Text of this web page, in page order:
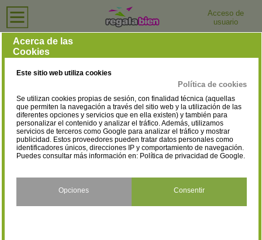
Acceso de
usuario
Centros de Salud y Bienestar en Guadalajara
Selecciona la localidad
Inicio › Centros de Salud y Bienestar
Alcolea del Pinar Alovera
(1)
Cabanillas del Campo(4) El Casar(8)
Guadalajara(36) Marchamalo(1)
Molina de Aragón (1) Pastrana(1)
Acerca de las
Cookies
Este sitio web utiliza cookies
Política de cookies
Se utilizan cookies propias de sesión, con finalidad técnica (aquellas
que permiten la navegación a través del sitio web y la utilización de las
diferentes opciones y servicios que en ella existen) y también para
personalizar el contenido y analizar el tráfico. Además, utilizamos
servicios de terceros como Google para analizar el tráfico y mostrar
publicidad. Estos proveedores pueden tratar datos personales como
identificadores únicos, direcciones IP y comportamiento de navegación.
Puedes consultar más información en: Política de privacidad de Google.
Opciones Consentir